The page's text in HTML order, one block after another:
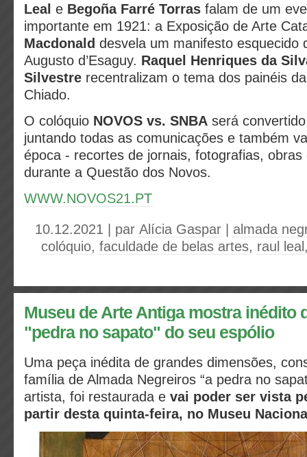
Leal e Begoña Farré Torras falam de um
importante em 1921: a Exposição de Arte
Macdonald desvela um manifesto esquecido
Augusto d’Esaguy. Raquel Henriques da
Silvestre recentralizam o tema dos painéis
Chiado.
O colóquio NOVOS vs. SNBA será
juntando todas as comunicações e também
época - recortes de jornais, fotografias,
durante a Questão dos Novos.
WWW.NOVOS21.PT
10.12.2021 | par Alícia Gaspar
almada
colóquio, faculdade de belas artes, raul leal
Museu de Arte Antiga mostra inédito
"pedra no sapato" do seu espólio
Uma peça inédita de grandes dimensões,
família de Almada Negreiros “a pedra no
artista, foi restaurada e vai poder ser vista
partir desta quinta-feira, no Museu